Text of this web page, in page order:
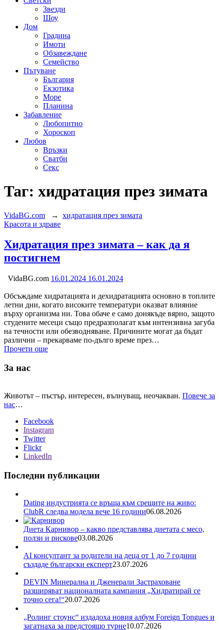
Звезди
Шоу
Дом
Градина
Имоти
Обзавеждане
Семейство
Пътуване
България
Екзотика
Море
Планина
Забавление
Любопитно
Хороскоп
Любов
Връзки
Сватби
Секс
Таг: хидратация през зимата
VidaBG.com → хидратация през зимата
Категория:
Красота и здраве
Хидратация през зимата – как да я
постигнем
VidaBG.com 16.01.2024 16.01.2024
Обсъждаме хидратацията и дехидратацията основно в топлите
летни дни, когато високите температури оказват влияние
върху организма ни. Това обаче е само донякъде вярно, защото
студените месеци също предразполагат към интензивна загуба
на течности или обезводняване. Причините могат да бъдат
различни – прекарваме по-дълго време през…
Прочети още
За нас
Животът – пъстър, интересен, вълнуващ, неочакван. Повече за
нас…
Facebook
Instagram
Twitter
Flickr
LinkedIn
Последни публикации
Dating индустрията се връща към срещите на живо:
ClubR следва модела вече 16 години06.08.2026
Диета Карнивор – какво представлява диетата с месо,
ползи и рискове03.08.2026
AI консултант за родители на деца от 1 до 7 години
създаде български експерт23.07.2026
DEVIN Минерална и Дженерали Застраховане
разширяват националната кампания „Хидратирай се
точно сега!“20.07.2026
„Ролинг стоунс“ издадоха новия албум Foreign Tongues и
загатнаха за предстоящо турне10.07.2026